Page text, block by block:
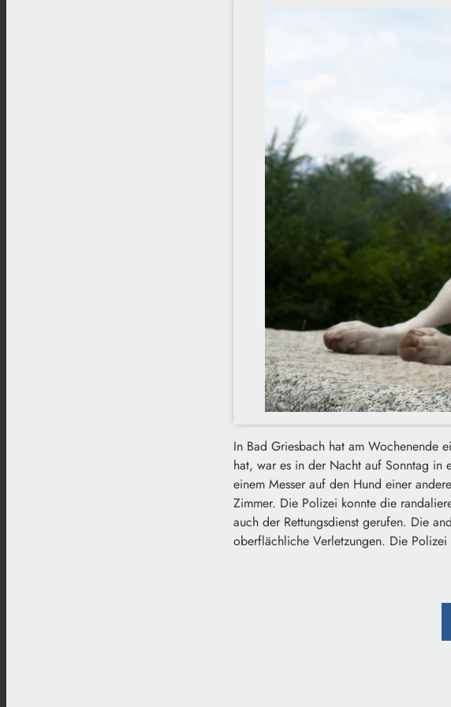
In Bad Griesbach hat am Wochenende
hat, war es in der Nacht auf Sonntag in
einem Messer auf den Hund einer
Zimmer. Die Polizei konnte die
auch der Rettungsdienst gerufen. Die
oberflächliche Verletzungen. Die